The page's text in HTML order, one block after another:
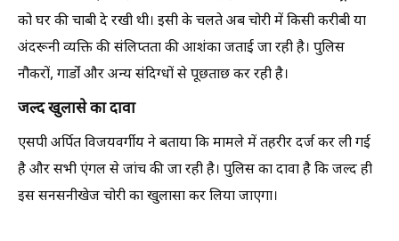
को घर की चाबी दे रखी थी। इसी के चलते अब चोरी में किसी करीबी या
अंदरूनी व्यक्ति की संलिप्तता की आशंका जताई जा रही है। पुलिस
नौकरों, गार्डों और अन्य संदिग्धों से पूछताछ कर रही है।
जल्द खुलासे का दावा
एसपी अर्पित विजयवर्गीय ने बताया कि मामले में तहरीर दर्ज कर ली गई
है और सभी एंगल से जांच की जा रही है। पुलिस का दावा है कि जल्द ही
इस सनसनीखेज चोरी का खुलासा कर लिया जाएगा।